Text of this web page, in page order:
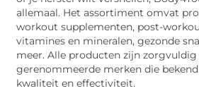
allemaal. Het assortiment omvat
workout supplementen, post-
vitamines en mineralen, gezonde
meer. Alle producten zijn zorgvuldig
gerenommeerde merken die
kwaliteit en effectiviteit.